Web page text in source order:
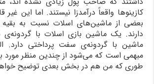
کازینوها واقعاً درآمدزا نیستند. اما این
بعضی از ماشین‌های اسلات نسبت به
دارند. یک ماشین بازی اسلات با
ماشین با گردونه‌ی سفت پرداختی دارد.
مبهمی است که می‌شود از چندین منظر مورد
طوری که من هم در بخش بعدی توضیح